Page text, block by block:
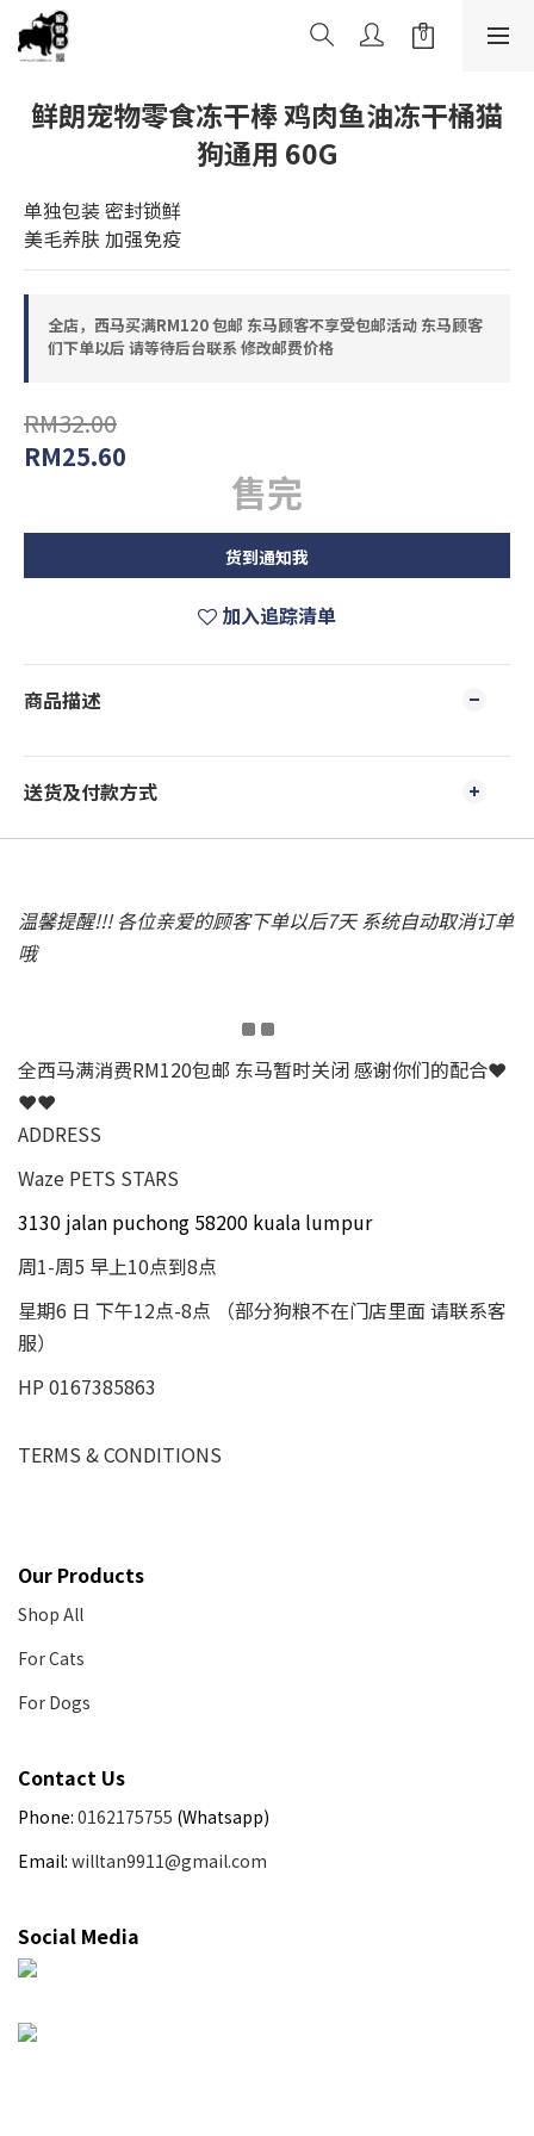
鲜朗宠物零食冻干棒 鸡肉鱼油冻干桶猫
狗通用 60G
单独包装 密封锁鲜
美毛养肤 加强免疫
全店，西马买满RM120 包邮 东马顾客不享受包邮活动 东马顾客
们下单以后 请等待后台联系 修改邮费价格
RM32.00
RM25.60
售完
货到通知我
加入追踪清单
商品描述
送货及付款方式
温馨提醒!!! 各位亲爱的顾客下单以后7天 系统自动取消订单
哦
全西马满消费RM120包邮 东马暂时关闭 感谢你们的配合❤
❤❤
ADDRESS
Waze PETS STARS
3130 jalan puchong 58200 kuala lumpur
周1-周5 早上10点到8点
星期6 日 下午12点-8点 （部分狗粮不在门店里面 请联系客
服）
HP 0167385863
TERMS & CONDITIONS
Our Products
Shop All
For Cats
For Dogs
Contact Us
Phone: 0162175755 (Whatsapp)
Email: willtan9911@gmail.com
Social Media